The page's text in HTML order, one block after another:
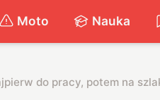
Moto Nauka
do pracy, potem na